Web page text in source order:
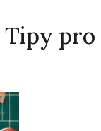
Tipy